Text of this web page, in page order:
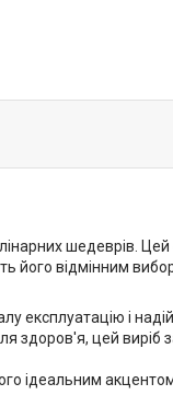
шедеврів.
його відмінним
експлуатацію і
здоров'я, цей виріб
ідеальним